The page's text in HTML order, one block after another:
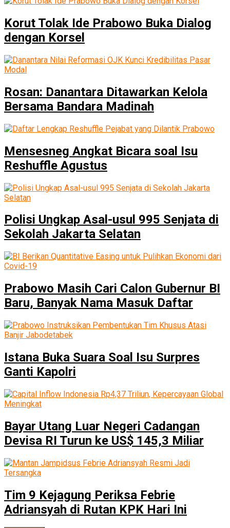
Korut Tolak Ide Prabowo Buka Dialog
dengan Korsel
Rosan: Danantara Ditawarkan Kelola
Bersama Bandara Madinah
Mensesneg Angkat Bicara soal Isu
Reshuffle Agustus
Polisi Ungkap Asal-usul 995 Senjata di
Sekolah Jakarta Selatan
Prabowo Masih Cari Calon Gubernur BI
Baru, Banyak Nama Masuk Daftar
Istana Buka Suara Soal Isu Surpres
Ganti Kapolri
Bayar Utang Luar Negeri Cadangan
Devisa RI Turun ke US$ 145,3 Miliar
Tim 9 Kejagung Periksa Febrie
Adriansyah di Rutan KPK Hari Ini